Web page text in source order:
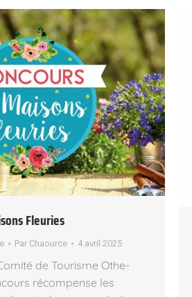
Fleuries
Par Chaource 4 avril 2025
de Tourisme Othe-
récompense les